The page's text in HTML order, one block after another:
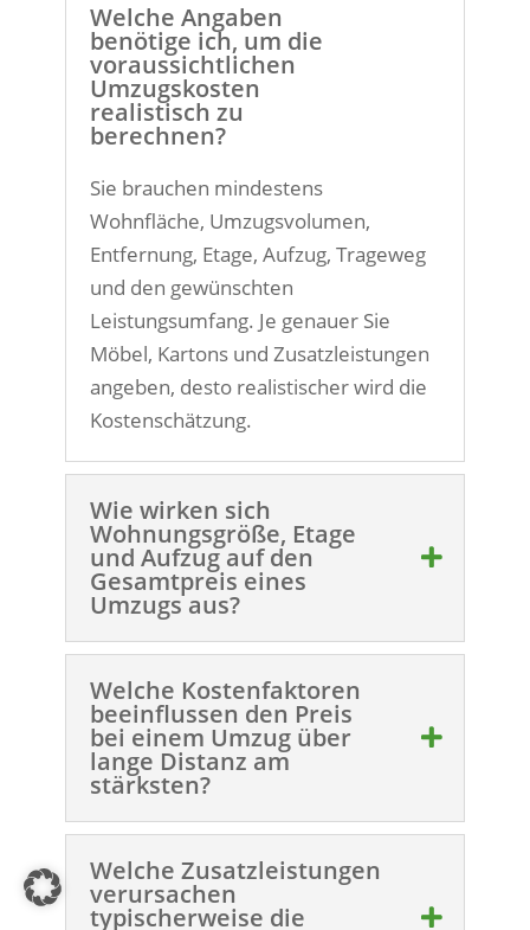
Welche Angaben
benötige ich, um die
voraussichtlichen
Umzugskosten
realistisch zu
berechnen?
Sie brauchen mindestens
Wohnfläche, Umzugsvolumen,
Entfernung, Etage, Aufzug, Trageweg
und den gewünschten
Leistungsumfang. Je genauer Sie
Möbel, Kartons und Zusatzleistungen
angeben, desto realistischer wird die
Kostenschätzung.
Wie wirken sich
Wohnungsgröße, Etage
und Aufzug auf den
Gesamtpreis eines
Umzugs aus?
Welche Kostenfaktoren
beeinflussen den Preis
bei einem Umzug über
lange Distanz am
stärksten?
Welche Zusatzleistungen
verursachen
typischerweise die